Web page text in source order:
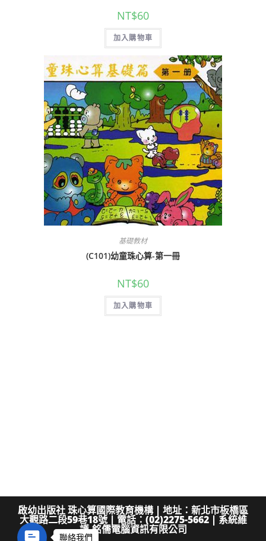
NT$60
加入購物車
基礎教材
(C101)幼童珠心算-第一冊
NT$60
加入購物車
啟幼出版社 珠心算國際教育機構 | 地址：新北市板橋區
大觀路二段59巷18號 | 電話：(02)2275-5662 | 系統維
護-銘儒電腦資訊有限公司
C